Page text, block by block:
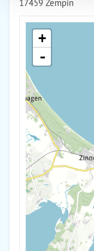
17459 Zempin
+
-